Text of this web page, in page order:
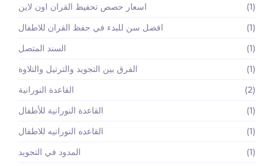
اسعار حصص تحفيظ القران اون لاين
(1)
افضل سن للبدء في حفظ القران للاطفال
(1)
السند المتصل
(1)
الفرق بين التجويد والترتيل والتلاوة
(1)
القاعدة النورانية
(2)
القاعدة النورانية للأطفال
(1)
القاعده النورانيه للاطفال
(1)
المدود في التجويد
(1)